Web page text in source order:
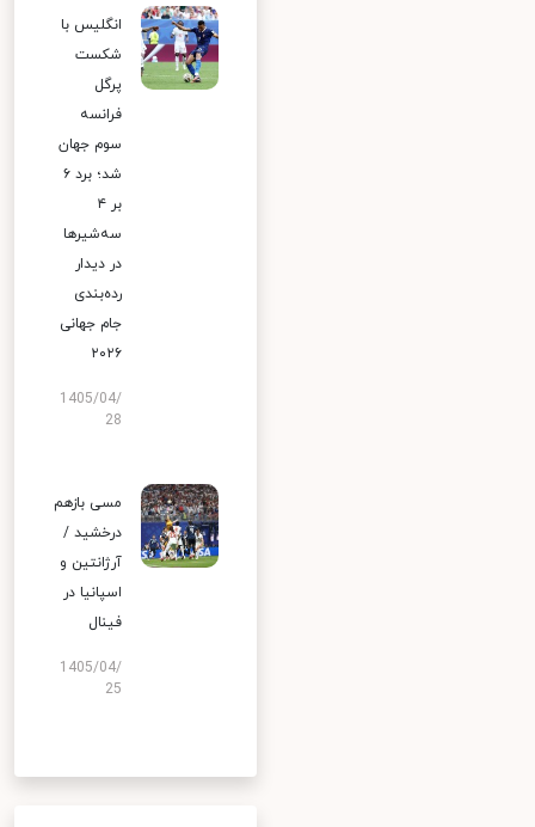
انگلیس با
شکست
پرگل
فرانسه
سوم جهان
شد؛ برد ۶
بر ۴
سه‌شیرها
در دیدار
رده‌بندی
جام جهانی
۲۰۲۶
1405/04/
28
مسی بازهم
درخشید /
آرژانتین و
اسپانیا در
فینال
1405/04/
25